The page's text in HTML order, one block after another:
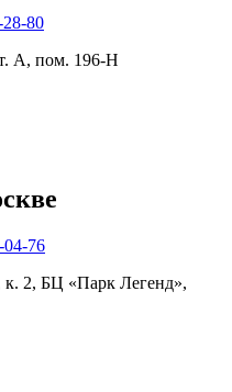
80
А, пом. 196-Н
04-76
к. 2, БЦ «Парк Легенд»,